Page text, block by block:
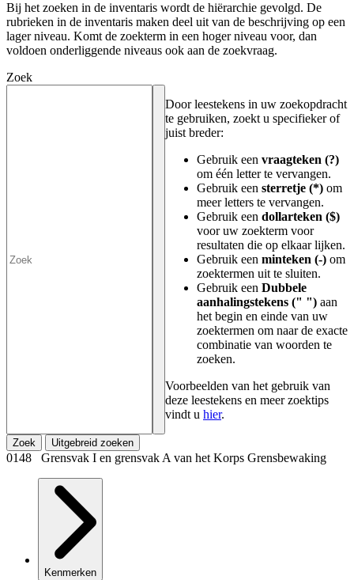
Bij het zoeken in de inventaris wordt de hiërarchie gevolgd. De
rubrieken in de inventaris maken deel uit van de beschrijving op een
lager niveau. Komt de zoekterm in een hoger niveau voor, dan
voldoen onderliggende niveaus ook aan de zoekvraag.
Zoek
Door leestekens in uw zoekopdracht
te gebruiken, zoekt u specifieker of
juist breder:
Gebruik een vraagteken (?)
om één letter te vervangen.
Gebruik een sterretje (*) om
meer letters te vervangen.
Gebruik een dollarteken ($)
voor uw zoekterm voor
resultaten die op elkaar lijken.
Gebruik een minteken (-) om
zoektermen uit te sluiten.
Gebruik een Dubbele
aanhalingstekens (" ") aan
het begin en einde van uw
zoektermen om naar de exacte
combinatie van woorden te
zoeken.
Voorbeelden van het gebruik van
deze leestekens en meer zoektips
vindt u hier.
Zoek Uitgebreid zoeken
0148 Grensvak I en grensvak A van het Korps Grensbewaking
Kenmerken